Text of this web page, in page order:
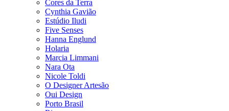
Cores da Terra
Cynthia Gavião
Estúdio Iludi
Five Senses
Hanna Englund
Holaria
Marcia Limmani
Nara Ota
Nicole Toldi
O Designer Artesão
Oui Design
Porto Brasil